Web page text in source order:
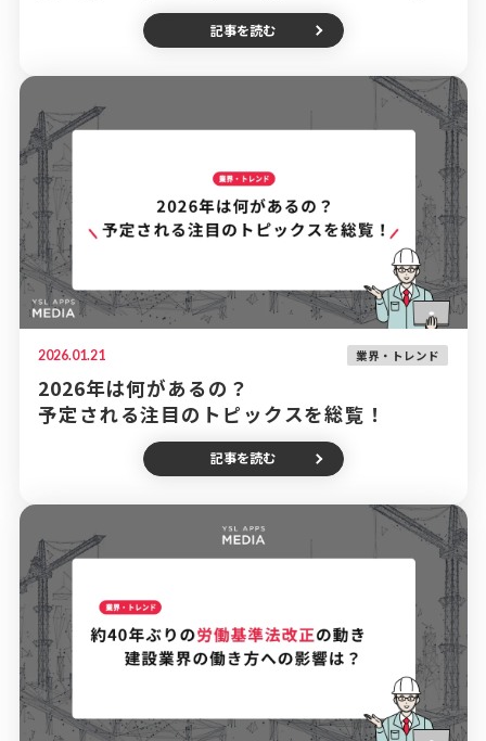
記事を読む
2026.01.21 業界・トレンド
2026年は何があるの？
予定される注目のトピックスを総覧！
記事を読む